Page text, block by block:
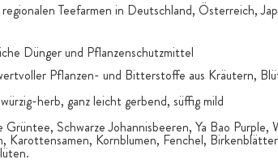
Teefarmen in Deutschland, Österreich,
Dünger und Pflanzenschutzmittel
Pflanzen- und Bitterstoffe aus Kräutern,
herb, ganz leicht gerbend, süffig mild
Grüntee, Schwarze Johannisbeeren, Ya Bao Purple,
Karottensamen, Kornblumen, Fenchel,